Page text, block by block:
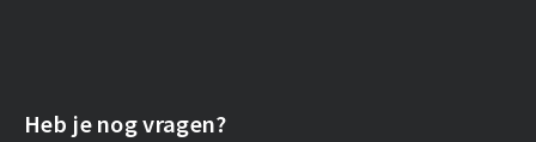
Heb je nog vragen?